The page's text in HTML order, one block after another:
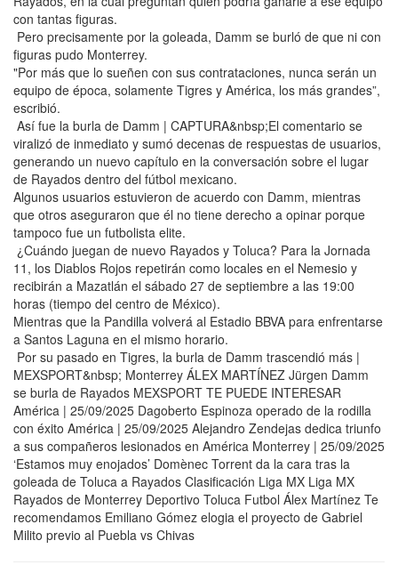
con tantas figuras.
Pero precisamente por la goleada, Damm se burló de que ni con
figuras pudo Monterrey.
"Por más que lo sueñen con sus contrataciones, nunca serán un
equipo de época, solamente Tigres y América, los más grandes”,
escribió.
Así fue la burla de Damm | CAPTURA&nbsp;El comentario se
viralizó de inmediato y sumó decenas de respuestas de usuarios,
generando un nuevo capítulo en la conversación sobre el lugar
de Rayados dentro del fútbol mexicano.
Algunos usuarios estuvieron de acuerdo con Damm, mientras
que otros aseguraron que él no tiene derecho a opinar porque
tampoco fue un futbolista elite.
¿Cuándo juegan de nuevo Rayados y Toluca? Para la Jornada
11, los Diablos Rojos repetirán como locales en el Nemesio y
recibirán a Mazatlán el sábado 27 de septiembre a las 19:00
horas (tiempo del centro de México).
Mientras que la Pandilla volverá al Estadio BBVA para enfrentarse
a Santos Laguna en el mismo horario.
Por su pasado en Tigres, la burla de Damm trascendió más |
MEXSPORT&nbsp; Monterrey ÁLEX MARTÍNEZ Jürgen Damm
se burla de Rayados MEXSPORT TE PUEDE INTERESAR
América | 25/09/2025 Dagoberto Espinoza operado de la rodilla
con éxito América | 25/09/2025 Alejandro Zendejas dedica triunfo
a sus compañeros lesionados en América Monterrey | 25/09/2025
‘Estamos muy enojados’ Domènec Torrent da la cara tras la
goleada de Toluca a Rayados Clasificación Liga MX Liga MX
Rayados de Monterrey Deportivo Toluca Futbol Álex Martínez Te
recomendamos Emiliano Gómez elogia el proyecto de Gabriel
Milito previo al Puebla vs Chivas